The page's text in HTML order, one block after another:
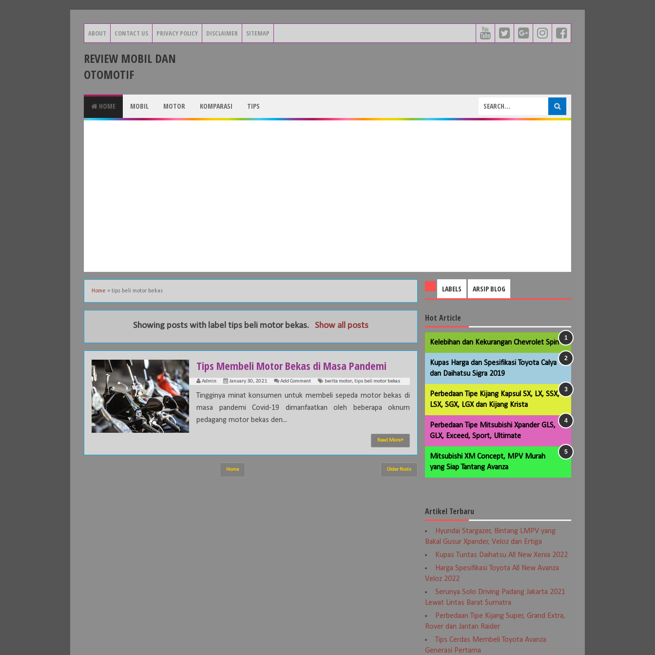
ABOUT CONTACT US PRIVACY POLICY DISCLAIMER SITEMAP
REVIEW MOBIL DAN
OTOMOTIF
HOME MOBIL MOTOR KOMPARASI TIPS
Home » tips beli motor bekas
Showing posts with labeltips beli motor bekas. Show all posts
Tips Membeli Motor Bekas di Masa Pandemi
Admin January 30, 2021 Add Comment berita motor,tips beli motor bekas
Tingginya minat konsumen untuk membeli sepeda motor bekas di
masa pandemi Covid-19 dimanfaatkan oleh beberapa oknum
pedagang motor bekas den...
Read More
Older Posts
Home
LABELS ARSIP BLOG
Hot Article
Kelebihan dan Kekurangan Chevrolet Spin
Kupas Harga dan Spesifikasi Toyota Calya
dan Daihatsu Sigra 2019
Perbedaan Tipe Kijang Kapsul SX, LX, SSX,
LSX, SGX, LGX dan Kijang Krista
Perbedaan Tipe Mitsubishi Xpander GLS,
GLX, Exceed, Sport, Ultimate
Mitsubishi XM Concept, MPV Murah
yang Siap Tantang Avanza
Artikel Terbaru
Hyundai Stargazer, Bintang LMPV yang
Bakal Gusur Xpander, Veloz dan Ertiga
Kupas Tuntas Daihatsu All New Xenia 2022
Harga Spesifikasi Toyota All New Avanza
Veloz 2022
Serunya Solo Driving Padang Jakarta 2021
Lewat Lintas Barat Sumatra
Perbedaan Tipe Kijang Super, Grand Extra,
Rover dan Jantan Raider
Tips Cerdas Membeli Toyota Avanza
Generasi Pertama